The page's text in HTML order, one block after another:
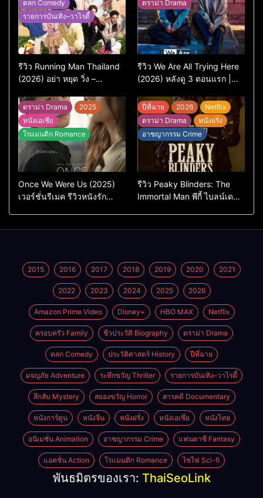
ตลก Comedy
รายการบันเทิง–วาไรตี้
รีวิว Running Man Thailand
(2026) อย่า หยุด วิ่ง –
ต้นฉบับเกาหลี
ดราม่า Drama
รีวิว We Are All Trying Here
(2026) หลังดู 3 ตอนแรก |
แต่ยังไปไม่ถึงไหน
ดราม่า Drama
2025
หนังเอเชีย
โรแมนติก Romance
Once We Were Us (2025)
เวอร์ชั่นรีเมค รีวิวหนังรัก
ปีที่ฉาย 2026
Netflix
ดราม่า Drama
หนังฝรั่ง
อาชญากรรม Crime
รีวิว Peaky Blinders: The
Immortal Man พีกี้ ไบลน์เด
2015 2016 2017 2018 2019 2020 2021
2022 2023 2024 2025 2026
Amazon Prime Video Disney+ HBO MAX Netflix
ครอบครัว Family ชีวประวัติ Biography ดราม่า Drama
ตลก Comedy ประวัติศาสตร์ History ปีที่ฉาย
ผจญภัย Adventure ระทึกขวัญ Thriller รายการบันเทิง–วาไรตี้
ลึกลับ Mystery สยองขวัญ Horror สารคดี Documentary
หนังการ์ตูน หนังจีน หนังฝรั่ง หนังเอเชีย หนังไทย
อนิเมชั่น Animation อาชญากรรม Crime แฟนตาซี Fantasy
แอคชั่น Action โรแมนติก Romance ไซไฟ Sci-fi
พันธมิตรของเรา: ThaiSeoLink